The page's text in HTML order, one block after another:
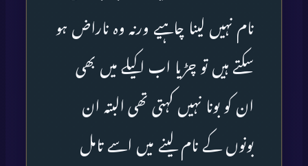
نام نہیں لینا چاہیے ورنہ وہ ناراض ہو
سکتے ہیں تو چڑیا اب اکیلے میں بھی
ان کو بونا نہیں کہتی تھی البتہ ان
بونوں کے نام لینے میں اسے تامل